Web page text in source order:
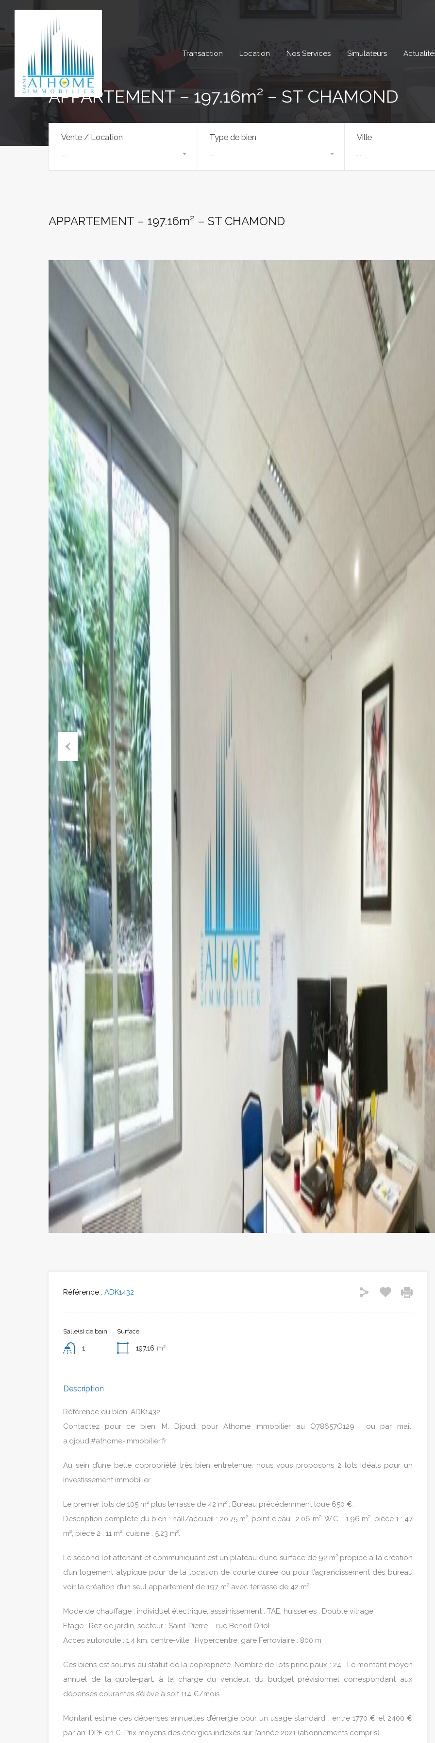
Transaction Location Nos Services Simulateurs
APPARTEMENT – 197.16m² – ST CHAMOND
Vente / Location Type de bien Ville
APPARTEMENT – 197.16m² – ST CHAMOND
Previous
Référence : ADK1432
Salle(s) de bain
1
Surface
197.16 m²
Description
Référence du bien: ADK1432
Contactez pour ce bien: M. Djoudi pour Athome immobilier au O78657O129 . ou par mail:
a.djoudi#athome-immobilier.fr
Au sein d’une belle copropriété très bien entretenue, nous vous proposons 2 lots idéals pour un
investissement immobilier.
Le premier lots de 105 m² plus terrasse de 42 m² : Bureau précédemment loué 650 €.
Description complète du bien : hall/accueil : 20.75 m², point d’eau : 2.06 m², W.C. : 1.96 m², pièce 1 : 47
m², pièce 2 : 11 m², cuisine : 5.23 m².
Le second lot attenant et communiquant est un plateau d’une surface de 92 m² propice à la création
d’un logement atypique pour de la location de courte durée ou pour l’agrandissement des bureau
voir la création d’un seul appartement de 197 m² avec terrasse de 42 m².
Mode de chauffage : individuel électrique, assainissement : TAE, huisseries : Double vitrage
Etage : Rez de jardin, secteur : Saint-Pierre – rue Benoit Oriol
Accès autoroute : 1.4 km, centre-ville : Hypercentre, gare Ferroviaire : 800 m
Ces biens est soumis au statut de la copropriété. Nombre de lots principaux : 24 . Le montant moyen
annuel de la quote-part, à la charge du vendeur, du budget prévisionnel correspondant aux
dépenses courantes s’élève à soit 114 €/mois.
Montant estimé des dépenses annuelles d’énergie pour un usage standard : entre 1770 € et 2400 €
par an. DPE en C. Prix moyens des énergies indexés sur l’année 2021 (abonnements compris).